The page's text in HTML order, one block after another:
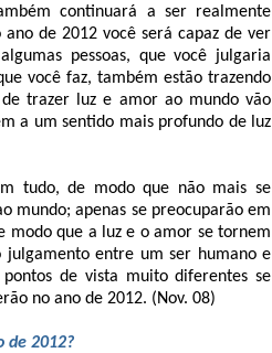
continuará a ser realmente
de 2012 você será capaz de ver
pessoas, que você julgaria
você faz, também estão trazendo
trazer luz e amor ao mundo vão
a um sentido mais profundo de luz
tudo, de modo que não mais se
mundo; apenas se preocuparão em
modo que a luz e o amor se tornem
julgamento entre um ser humano e
de vista muito diferentes se
no ano de 2012. (Nov. 08)
de 2012?